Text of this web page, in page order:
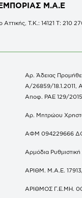
Μ.Α.Ε
Τ.Κ.: 14121 Τ: 210
Αρ. Άδειας
Α/26859/18.1.2011,
Αποφ. ΡΑΕ 129/
Αρ. Μητρώου
ΑΦΜ 094229666
Αρμόδια
ΑΡΙΘΜ. Μ.Α.Ε.
ΑΡΙΘΜΟΣ Γ.Ε.ΜΗ.